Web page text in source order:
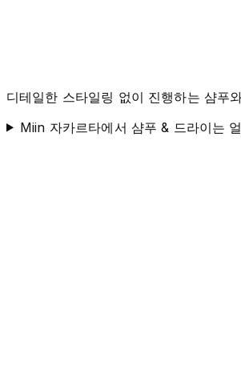
디테일한 스타일링 없이 진행하는 샴푸
Miin 자카르타에서 샴푸 & 드라이는